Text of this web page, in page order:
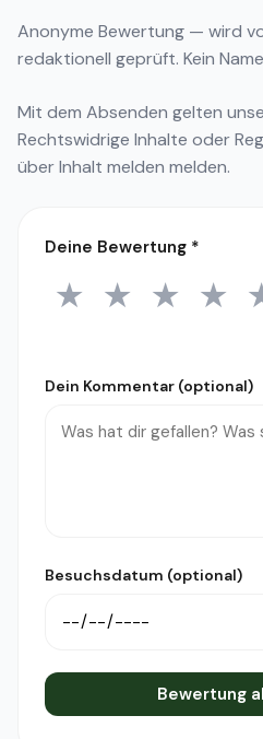
Anonyme Bewertung — wird
redaktionell geprüft. Kein
Mit dem Absenden gelten
Rechtswidrige Inhalte oder
überInhalt melden melden.
Deine Bewertung *
1 Stern
★ 2 Sterne
★ 3
★ 4
★
Dein Kommentar (optional)
Besuchsdatum (optional)
Bewertung